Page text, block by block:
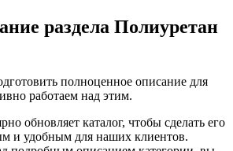
раздела Полиуретан
полноценное описание для
работаем над этим.
обновляет каталог, чтобы сделать его
и удобным для наших клиентов.